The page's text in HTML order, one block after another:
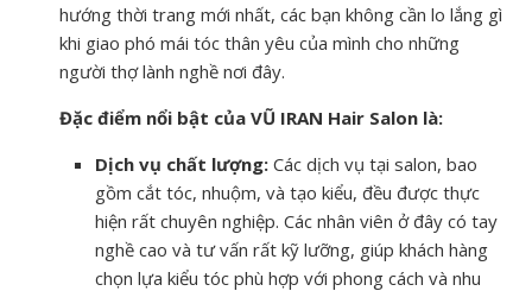
hướng thời trang mới nhất, các bạn không cần lo lắng gì
khi giao phó mái tóc thân yêu của mình cho những
người thợ lành nghề nơi đây.
Đặc điểm nổi bật của VŨ IRAN Hair Salon là:
Dịch vụ chất lượng: Các dịch vụ tại salon, bao
gồm cắt tóc, nhuộm, và tạo kiểu, đều được thực
hiện rất chuyên nghiệp. Các nhân viên ở đây có tay
nghề cao và tư vấn rất kỹ lưỡng, giúp khách hàng
chọn lựa kiểu tóc phù hợp với phong cách và nhu